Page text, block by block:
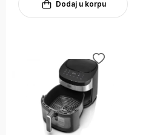
Dodaj u korpu